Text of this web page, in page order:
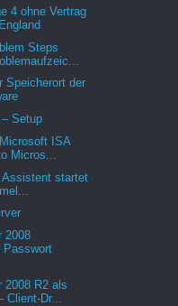
4 ohne Vertrag
Steps
Speicherort der
Setup
ISA
Micros...
startet
2008
Passwort
2008 R2 als
Client-Dr...